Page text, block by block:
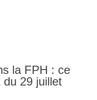
la FPH : ce
du 29 juillet